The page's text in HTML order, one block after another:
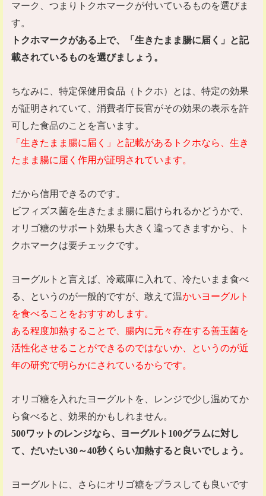
マーク、つまりトクホマークが付いているものを選びま
す。
トクホマークがある上で、「生きたまま腸に届く」と記
載されているものを選びましょう。
ちなみに、特定保健用食品（トクホ）とは、特定の効果
が証明されていて、消費者庁長官がその効果の表示を許
可した食品のことを言います。
「生きたまま腸に届く」と記載があるトクホなら、生き
たまま腸に届く作用が証明されています。
だから信用できるのです。
ビフィズス菌を生きたまま腸に届けられるかどうかで、
オリゴ糖のサポート効果も大きく違ってきますから、ト
クホマークは要チェックです。
ヨーグルトと言えば、冷蔵庫に入れて、冷たいまま食べ
る、というのが一般的ですが、敢えて温かいヨーグルト
を食べることをおすすめします。
ある程度加熱することで、腸内に元々存在する善玉菌を
活性化させることができるのではないか、というのが近
年の研究で明らかにされているからです。
オリゴ糖を入れたヨーグルトを、レンジで少し温めてか
ら食べると、効果的かもしれません。
500ワットのレンジなら、ヨーグルト 100グラムに対し
て、だいたい30～40秒くらい加熱すると良いでしょう。
ヨーグルトに、さらにオリゴ糖をプラスしても良いです